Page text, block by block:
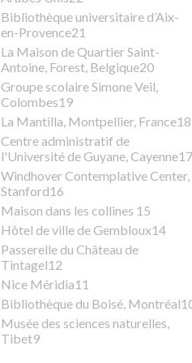
Bibliothèque universitaire d’Aix-
en-Provence21
La Maison de Quartier Saint-
Antoine, Forest, Belgique20
Groupe scolaire Simone Veil,
Colombes19
La Mantilla, Montpellier, France18
Centre administratif de
l'Université de Guyane, Cayenne17
Windhover Contemplative Center,
Stanford16
Maison dans les collines 15
Hôtel de ville de Gembloux14
Passerelle du Château de
Tintagel12
Nice Méridia11
Bibliothèque du Boisé,
Musée des sciences naturelles,
Tibet9